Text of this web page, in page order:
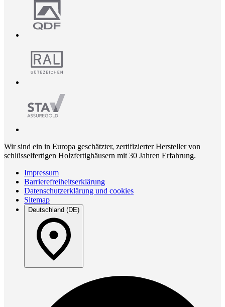
Wir sind ein in Europa geschätzter, zertifizierter Hersteller von
schlüsselfertigen Holzfertighäusern mit 30 Jahren Erfahrung.
Impressum
Barrierefreiheitserklärung
Datenschutzerklärung und cookies
Sitemap
Deutschland (DE)